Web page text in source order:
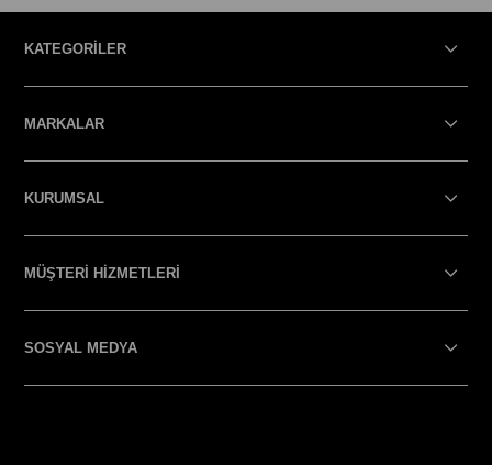
KATEGORİLER
MARKALAR
KURUMSAL
MÜŞTERİ HİZMETLERİ
SOSYAL MEDYA